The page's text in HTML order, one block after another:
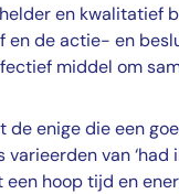
en kwalitatief
en de actie- en
middel om
de enige die een
varieerden van
hoop tijd en